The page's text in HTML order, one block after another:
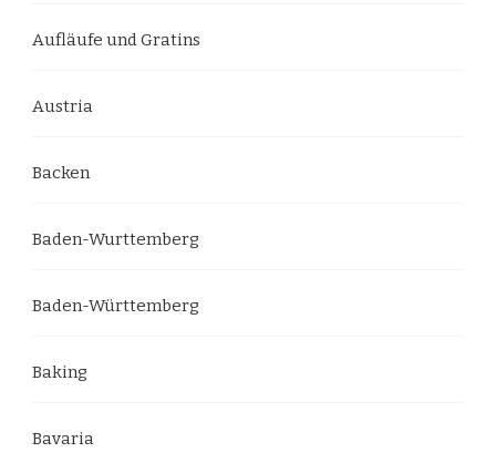
Aufläufe und Gratins
Austria
Backen
Baden-Wurttemberg
Baden-Württemberg
Baking
Bavaria